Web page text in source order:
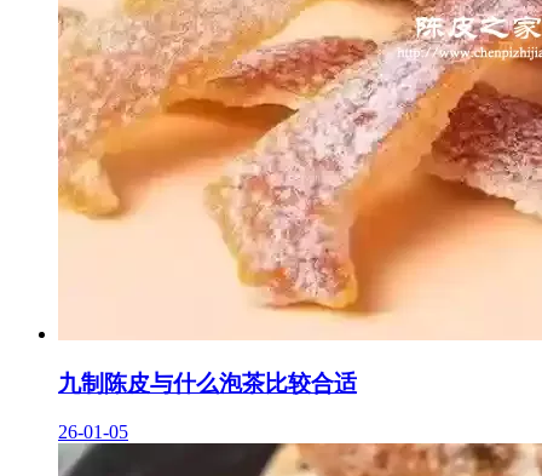
九制陈皮与什么泡茶比较合适
26-01-05